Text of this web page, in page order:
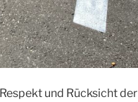
und Rücksicht der